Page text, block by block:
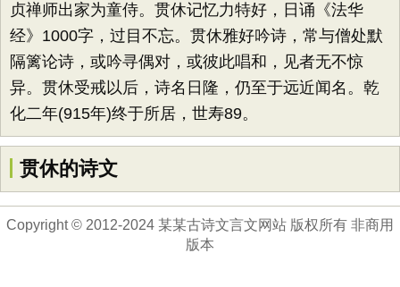
贞禅师出家为童侍。贯休记忆力特好，日诵《法华
经》1000字，过目不忘。贯休雅好吟诗，常与僧处默
隔篱论诗，或吟寻偶对，或彼此唱和，见者无不惊
异。贯休受戒以后，诗名日隆，仍至于远近闻名。乾
化二年(915年)终于所居，世寿89。
贯休的诗文
Copyright © 2012-2024 某某古诗文言文网站 版权所有 非商用
版本